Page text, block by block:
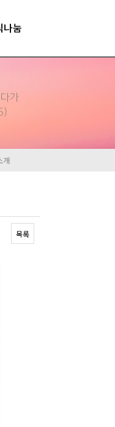
나눔
개
목록